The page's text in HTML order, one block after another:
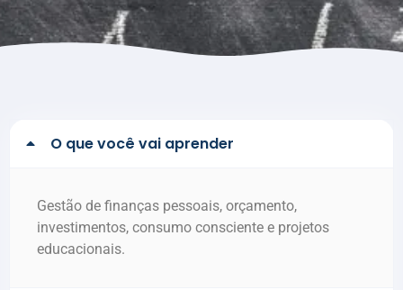
O que você vai aprender
Gestão de finanças pessoais, orçamento,
investimentos, consumo consciente e projetos
educacionais.